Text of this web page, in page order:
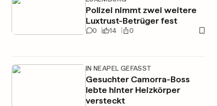
Polizei nimmt zwei weitere
Luxtrust-Betrüger fest
0 14 0
IN NEAPEL GEFASST
Gesuchter Camorra-Boss
lebte hinter Heizkörper
versteckt